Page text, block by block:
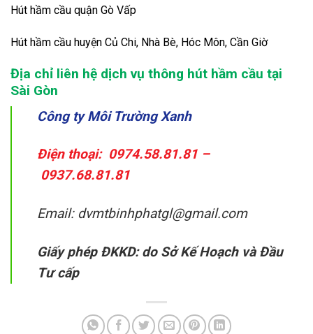
Hút hầm cầu quận Gò Vấp
Hút hầm cầu huyện Củ Chi, Nhà Bè, Hóc Môn, Cần Giờ
Địa chỉ liên hệ dịch vụ thông hút hầm cầu tại
Sài Gòn
Công ty Môi Trường Xanh
Điện thoại: 0974.58.81.81 –
0937.68.81.81
Email: dvmtbinhphatgl@gmail.com
Giấy phép ĐKKD: do Sở Kế Hoạch và Đầu
Tư cấp